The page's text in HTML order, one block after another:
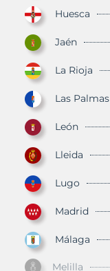
Huesca
Jaén
La Rioja
Las Palmas
León
Lleida
Lugo
Madrid
Málaga
Melilla